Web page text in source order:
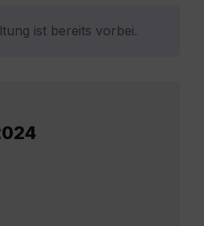
ist bereits vorbei.